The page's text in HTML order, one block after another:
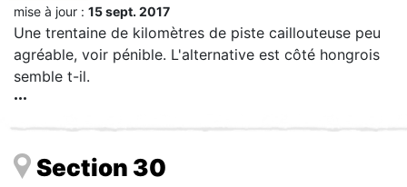
mise à jour : 15 sept. 2017
Une trentaine de kilomètres de piste caillouteuse peu
agréable, voir pénible. L'alternative est côté hongrois
semble t-il.
Section 30